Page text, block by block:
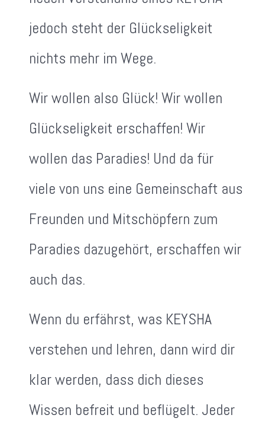
jedoch steht der Glückseligkeit
nichts mehr im Wege.
Wir wollen also Glück! Wir wollen
Glückseligkeit erschaffen! Wir
wollen das Paradies! Und da für
viele von uns eine Gemeinschaft aus
Freunden und Mitschöpfern zum
Paradies dazugehört, erschaffen wir
auch das.
Wenn du erfährst, was KEYSHA
verstehen und lehren, dann wird dir
klar werden, dass dich dieses
Wissen befreit und beflügelt. Jeder